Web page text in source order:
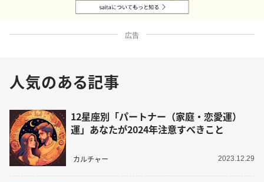
広告
人気のある記事
12星座別「パートナー（家庭・恋愛運）
運」あなたが2024年注意すべきこと
カルチャー 2023.12.29